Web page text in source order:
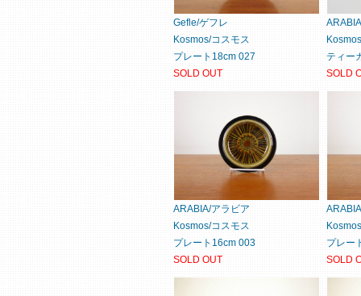
Gefle/ゲフレ
Kosmos/コスモス
プレート18cm 027
SOLD OUT
ティー
SOLD
ARABIA/アラビア
Kosmos/コスモス
プレート16cm 003
SOLD OUT
プレー
SOLD